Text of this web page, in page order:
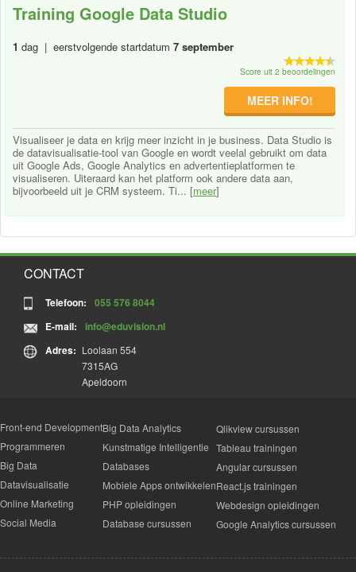
Training Google Data Studio
1 dag | eerstvolgende startdatum 7 september
Score uit 2 beoordelingen
MEER INFO!
Visualiseer je data en krijg meer inzicht in je business. Data Studio is
de datavisualisatie-tool van Google en wordt veelal gebruikt om data
uit Google Ads, Google Analytics en advertentieplatformen te
visualiseren. Uiteraard kan het platform ook andere data aan,
bijvoorbeeld uit je CRM systeem. Ti... [meer]
CONTACT
Telefoon:
055 576 8044
E-mail:
info@eduvision.nl
Adres: Loolaan 554
7315AG
Apeldoorn
Front-end Development
Programmeren
Big Data
Datavisualisatie
Online Marketing
Social Media
Big Data Analytics
Kunstmatige Intelligentie
Databases
Mobiele Apps ontwikkelen
PHP opleidingen
Database cursussen
Qlikview cursussen
Tableau trainingen
Angular cursussen
React.js trainingen
Webdesign opleidingen
Google Analytics cursussen